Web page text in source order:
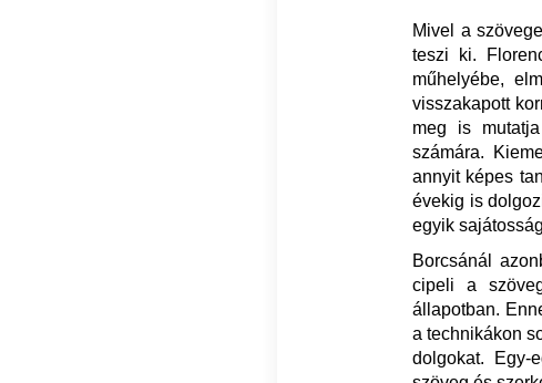
Mivel a
teszi ki.
műhelyébe,
visszakapott
meg is
számára.
annyit képes
évekig is
egyik
Borcsánál
cipeli a
állapotban.
a technikákon
dolgokat. Egy-